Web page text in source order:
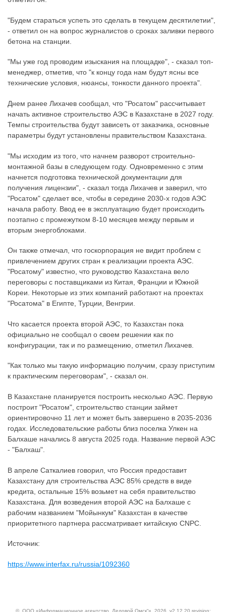
"Будем стараться успеть это сделать в текущем десятилетии",
- ответил он на вопрос журналистов о сроках заливки первого
бетона на станции.
"Мы уже год проводим изыскания на площадке", - сказал топ-
менеджер, отметив, что "к концу года нам будут ясны все
технические условия, нюансы, тонкости данного проекта".
Днем ранее Лихачев сообщал, что "Росатом" рассчитывает
начать активное строительство АЭС в Казахстане в 2027 году.
Темпы строительства будут зависеть от заказчика, основные
параметры будут установлены правительством Казахстана.
"Мы исходим из того, что начнем разворот строительно-
монтажной базы в следующем году. Одновременно с этим
начнется подготовка технической документации для
получения лицензии", - сказал тогда Лихачев и заверил, что
"Росатом" сделает все, чтобы в середине 2030-х годов АЭС
начала работу. Ввод ее в эксплуатацию будет происходить
поэтапно с промежутком 8-10 месяцев между первым и
вторым энергоблоками.
Он также отмечал, что госкорпорация не видит проблем с
привлечением других стран к реализации проекта АЭС.
"Росатому" известно, что руководство Казахстана вело
переговоры с поставщиками из Китая, Франции и Южной
Кореи. Некоторые из этих компаний работают на проектах
"Росатома" в Египте, Турции, Венгрии.
Что касается проекта второй АЭС, то Казахстан пока
официально не сообщал о своем решении как по
конфигурации, так и по размещению, отметил Лихачев.
"Как только мы такую информацию получим, сразу приступим
к практическим переговорам", - сказал он.
В Казахстане планируется построить несколько АЭС. Первую
построит "Росатом", строительство станции займет
ориентировочно 11 лет и может быть завершено в 2035-2036
годах. Исследовательские работы близ поселка Улкен на
Балхаше начались 8 августа 2025 года. Название первой АЭС
- "Балхаш".
В апреле Саткалиев говорил, что Россия предоставит
Казахстану для строительства АЭС 85% средств в виде
кредита, остальные 15% возьмет на себя правительство
Казахстана. Для возведения второй АЭС на Балхаше с
рабочим названием "Мойынкум" Казахстан в качестве
приоритетного партнера рассматривает китайскую CNPC.
Источник:
https://www.interfax.ru/russia/1092360
© ООО «Информационное агентство „Деловой Омск“» , 2026, v2.12.20 revision: